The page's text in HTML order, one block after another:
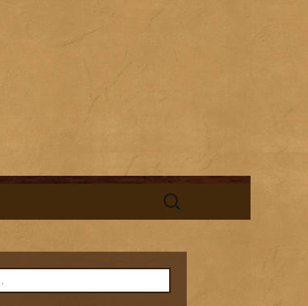
所ひの
料理を中心とした、お酒
ンチの新着情報を随時更
検